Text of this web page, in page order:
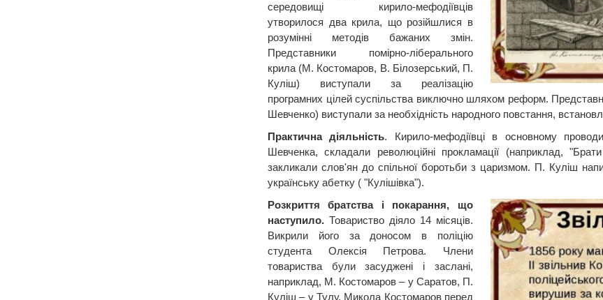
середовищі кирило-мефодіївців
утворилося два крила, що розійшлися в
розумінні методів бажаних змін.
Представники помірно-ліберального
крила (М. Костомаров, В. Білозерський, П.
Куліш) виступали за реалізацію
програмних цілей суспільства виключно шляхом реформ.
Шевченко) виступали за необхідність народного повстання,
Практична діяльність. Кирило-мефодіївці в основному
Шевченка, складали революційні прокламації (наприклад,
закликали слов'ян до спільної боротьби з царизмом. П. Куліш
українську абетку ( "Кулішівка").
Розкриття братства і покарання, що
наступило. Товариство діяло 14 місяців.
Викрили його за доносом в поліцію
студента Олексія Петрова. Члени
товариства були засуджені і заслані,
наприклад, М. Костомаров – у Саратов, П.
Куліш – у Тулу. Микола Костомаров перед